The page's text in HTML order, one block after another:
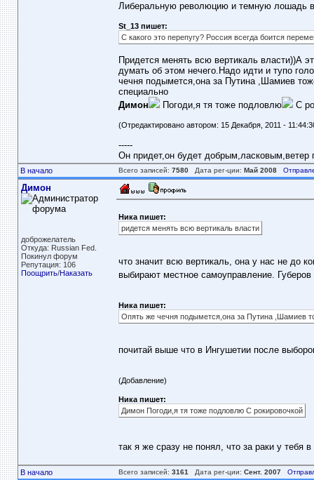
Либеральную революцию и темную лошадь
St_13 пишет:
С какого это перепугу? Россия всегда боится
Придется менять всю вертикаль власти))А
думать об этом нечего.Надо идти и тупо
чечня подымется,она за Путина ,Шамиев
специально
Димон
Погоди,я тя тоже подловлю С
(Отредактировано автором: 15 Декабря, 2011 -
-----
Он придет,он будет добрым,ласковым,ветер
В начало Всего записей: 7580Дата рег-ции: Май 2008
Димон
доброжелатель
Откуда: Russian Fed.
Покинул форум
Репутация: 106
Поощрить/Наказать
Ника пишет:
ридется менять всю вертикаль власти
что значит всю вертикаль, она у нас не до
выбирают местное самоуправление.
Ника пишет:
Опять же чечня подымется,она за Путина ,Шамиев
почитай выше что в Ингушетии после
(Добавление)
Ника пишет:
Димон Погоди,я тя тоже подловлю С рокировочкой
так я же сразу не понял, что за раки у тебя
В начало Всего записей: 3161 Дата рег-ции: Сент. 2007